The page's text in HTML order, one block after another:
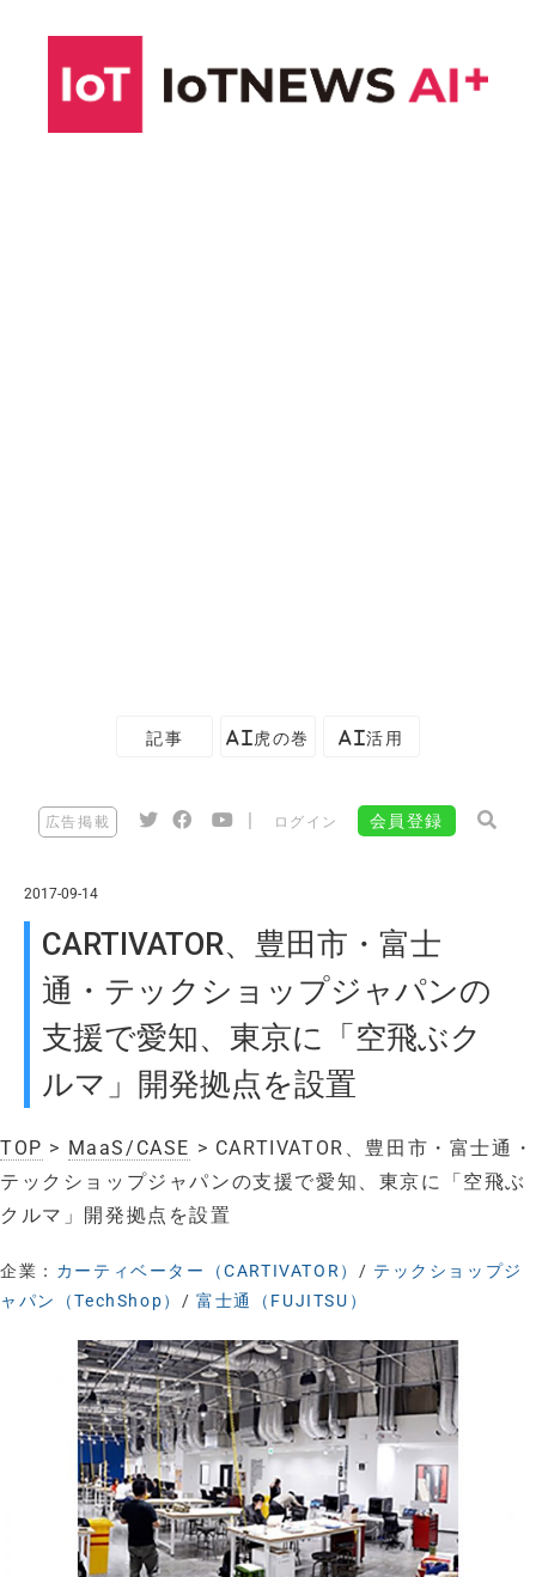
記事 AI虎の巻 AI活用
広告掲載 ログイン 会員登録
2017-09-14
CARTIVATOR、豊田市・富士
通・テックショップジャパンの
支援で愛知、東京に「空飛ぶク
ルマ」開発拠点を設置
TOP > MaaS/CASE > CARTIVATOR、豊田市・富士通・
テックショップジャパンの支援で愛知、東京に「空飛ぶ
クルマ」開発拠点を設置
企業： カーティベーター（CARTIVATOR） / テックショップジ
ャパン（TechShop） /富士通（FUJITSU）